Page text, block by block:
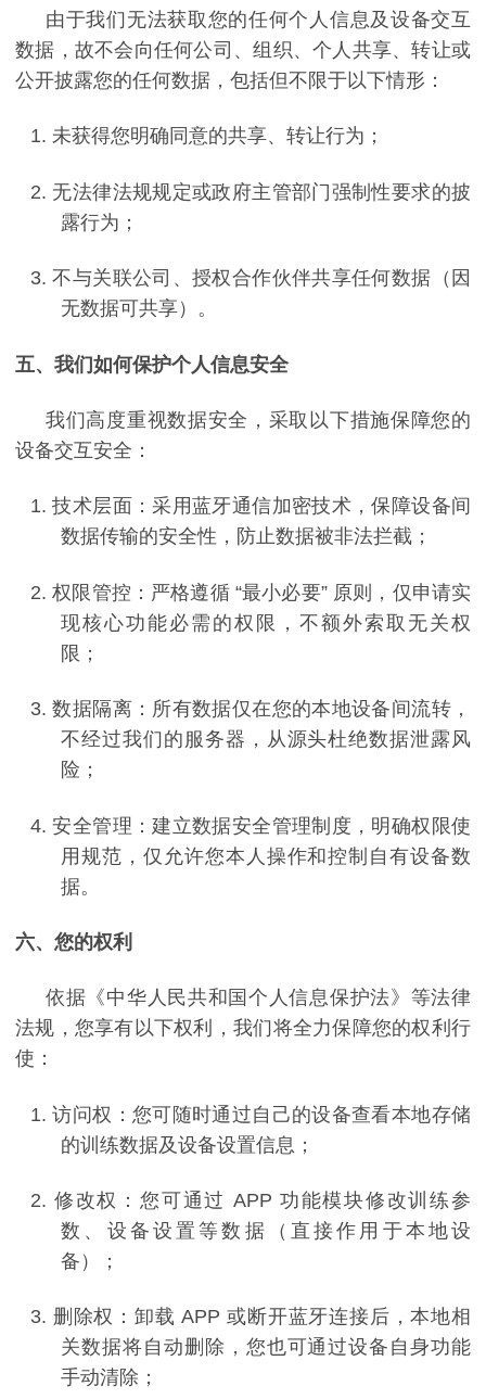
由于我们无法获取您的任何个人信息及设备交互
数据，故不会向任何公司、组织、个人共享、转让或
公开披露您的任何数据，包括但不限于以下情形：
1. 未获得您明确同意的共享、转让行为；
2. 无法律法规规定或政府主管部门强制性要求的披
露行为；
3.不与关联公司、授权合作伙伴共享任何数据（因
无数据可共享）。
五、我们如何保护个人信息安全
我们高度重视数据安全，采取以下措施保障您的
设备交互安全：
1.技术层面：采用蓝牙通信加密技术，保障设备间
数据传输的安全性，防止数据被非法拦截；
2.权限管控：严格遵循 “最小必要” 原则，仅申请实
现核心功能必需的权限，不额外索取无关权
限；
3.数据隔离：所有数据仅在您的本地设备间流转，
不经过我们的服务器，从源头杜绝数据泄露风
险；
4.安全管理：建立数据安全管理制度，明确权限使
用规范，仅允许您本人操作和控制自有设备数
据。
六、您的权利
依据《中华人民共和国个人信息保护法》等法律
法规，您享有以下权利，我们将全力保障您的权利行
使：
1.访问权：您可随时通过自己的设备查看本地存储
的训练数据及设备设置信息；
2. 修改权：您可通过 APP 功能模块修改训练参
数、设备设置等数据（直接作用于本地设
备）；
3. 删除权：卸载 APP或断开蓝牙连接后，本地相
关数据将自动删除，您也可通过设备自身功能
手动清除；